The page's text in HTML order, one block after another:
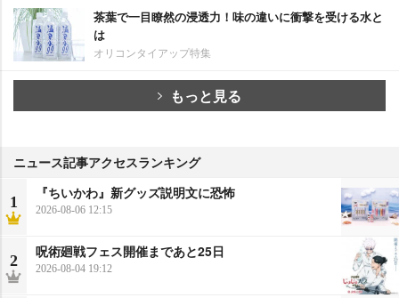
茶葉で一目瞭然の浸透力！味の違いに衝撃を受ける水と
は
オリコンタイアップ特集
もっと見る
ニュース記事アクセスランキング
1
『ちいかわ』新グッズ説明文に恐怖
2026-08-06 12:15
2
呪術廻戦フェス開催まであと25日
2026-08-04 19:12